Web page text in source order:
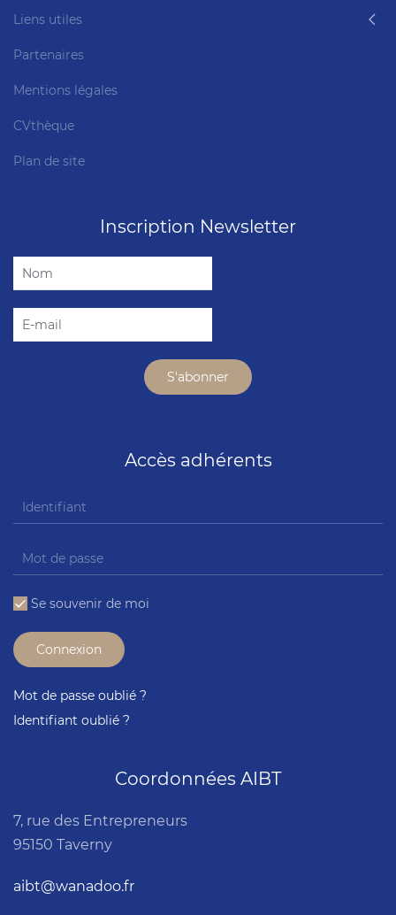
Liens utiles
Partenaires
Mentions légales
CVthèque
Plan de site
Inscription Newsletter
Accès adhérents
Se souvenir de moi
Connexion
Mot de passe oublié ?
Identifiant oublié ?
Coordonnées AIBT
7, rue des Entrepreneurs
95150 Taverny
aibt@wanadoo.fr